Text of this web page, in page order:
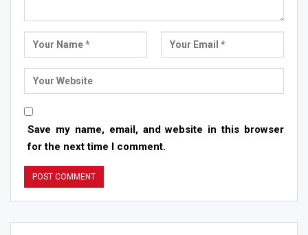
Save my name, email, and website in this browser
for the next time I comment.